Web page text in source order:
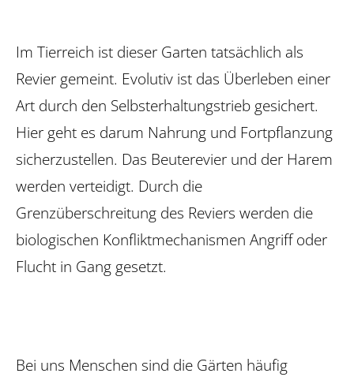
Im Tierreich ist dieser Garten tatsächlich als
Revier gemeint. Evolutiv ist das Überleben einer
Art durch den Selbst­erhaltungstrieb gesichert.
Hier geht es darum Nahrung und Fortpflanzung
sicherzustellen. Das Beuterevier und der Harem
werden verteidigt. Durch die
Grenzüberschreitung des Reviers werden die
biologischen Konfliktmechanismen Angriff oder
Flucht in Gang gesetzt.
Bei uns Menschen sind die Gärten häufig